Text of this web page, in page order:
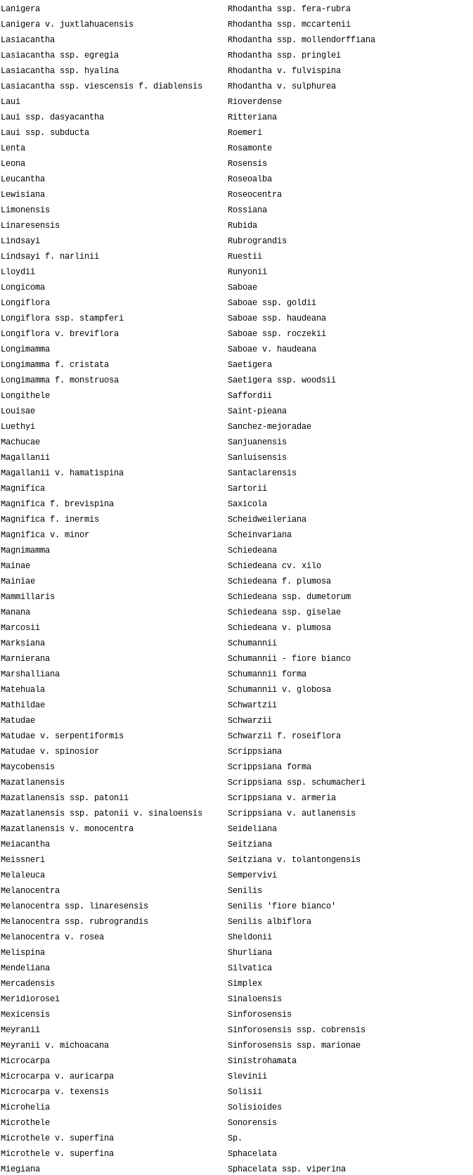
Lanigera
Lanigera v. juxtlahuacensis
Lasiacantha
Lasiacantha ssp. egregia
Lasiacantha ssp. hyalina
Lasiacantha ssp. viescensis f. diablensis
Laui
Laui ssp. dasyacantha
Laui ssp. subducta
Lenta
Leona
Leucantha
Lewisiana
Limonensis
Linaresensis
Lindsayi
Lindsayi f. narlinii
Lloydii
Longicoma
Longiflora
Longiflora ssp. stampferi
Longiflora v. breviflora
Longimamma
Longimamma f. cristata
Longimamma f. monstruosa
Longithele
Louisae
Luethyi
Machucae
Magallanii
Magallanii v. hamatispina
Magnifica
Magnifica f. brevispina
Magnifica f. inermis
Magnifica v. minor
Magnimamma
Mainae
Mainiae
Mammillaris
Manana
Marcosii
Marksiana
Marnierana
Marshalliana
Matehuala
Mathildae
Matudae
Matudae v. serpentiformis
Matudae v. spinosior
Maycobensis
Mazatlanensis
Mazatlanensis ssp. patonii
Mazatlanensis ssp. patonii v. sinaloensis
Mazatlanensis v. monocentra
Meiacantha
Meissneri
Melaleuca
Melanocentra
Melanocentra ssp. linaresensis
Melanocentra ssp. rubrograndis
Melanocentra v. rosea
Melispina
Mendeliana
Mercadensis
Meridiorosei
Mexicensis
Meyranii
Meyranii v. michoacana
Microcarpa
Microcarpa v. auricarpa
Microcarpa v. texensis
Microhelia
Microthele
Microthele v. superfina
Microthele v. superfina
Miegiana
Rhodantha ssp. fera-rubra
Rhodantha ssp. mccartenii
Rhodantha ssp. mollendorffiana
Rhodantha ssp. pringlei
Rhodantha v. fulvispina
Rhodantha v. sulphurea
Rioverdense
Ritteriana
Roemeri
Rosamonte
Rosensis
Roseoalba
Roseocentra
Rossiana
Rubida
Rubrograndis
Ruestii
Runyonii
Saboae
Saboae ssp. goldii
Saboae ssp. haudeana
Saboae ssp. roczekii
Saboae v. haudeana
Saetigera
Saetigera ssp. woodsii
Saffordii
Saint-pieana
Sanchez-mejoradae
Sanjuanensis
Sanluisensis
Santaclarensis
Sartorii
Saxicola
Scheidweileriana
Scheinvariana
Schiedeana
Schiedeana cv. xilo
Schiedeana f. plumosa
Schiedeana ssp. dumetorum
Schiedeana ssp. giselae
Schiedeana v. plumosa
Schumannii
Schumannii - fiore bianco
Schumannii forma
Schumannii v. globosa
Schwartzii
Schwarzii
Schwarzii f. roseiflora
Scrippsiana
Scrippsiana forma
Scrippsiana ssp. schumacheri
Scrippsiana v. armeria
Scrippsiana v. autlanensis
Seideliana
Seitziana
Seitziana v. tolantongensis
Sempervivi
Senilis
Senilis 'fiore bianco'
Senilis albiflora
Sheldonii
Shurliana
Silvatica
Simplex
Sinaloensis
Sinforosensis
Sinforosensis ssp. cobrensis
Sinforosensis ssp. marionae
Sinistrohamata
Slevinii
Solisii
Solisioides
Sonorensis
Sp.
Sphacelata
Sphacelata ssp. viperina